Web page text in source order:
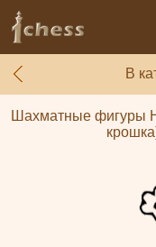
В
Шахматные фигуры